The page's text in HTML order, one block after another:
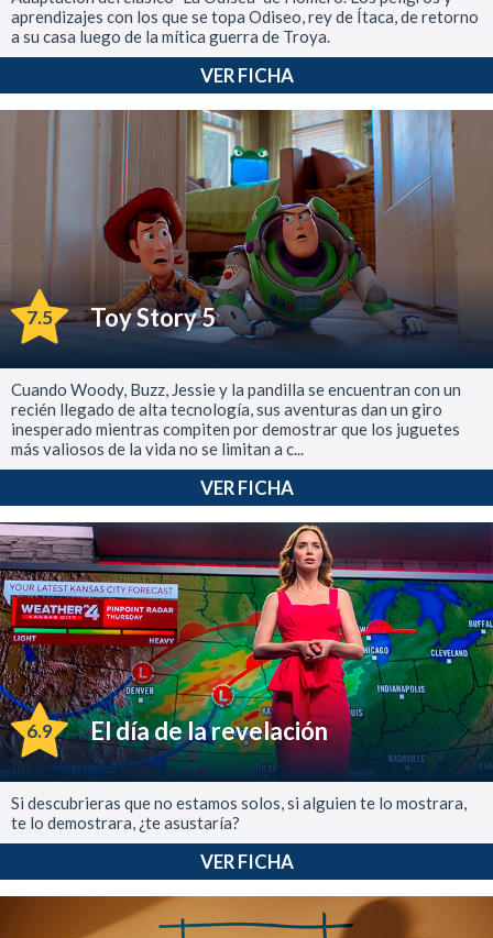
aprendizajes con los que se topa Odiseo, rey de Ítaca, de retorno
a su casa luego de la mítica guerra de Troya.
VER FICHA
7.5 Toy Story 5
Cuando Woody, Buzz, Jessie y la pandilla se encuentran con un
recién llegado de alta tecnología, sus aventuras dan un giro
inesperado mientras compiten por demostrar que los juguetes
más valiosos de la vida no se limitan a c...
VER FICHA
6.9 El día de la revelación
Si descubrieras que no estamos solos, si alguien te lo mostrara,
te lo demostrara, ¿te asustaría?
VER FICHA